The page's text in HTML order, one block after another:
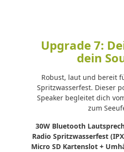
Upgrade 7:
dein
Robust, laut und bereit
Spritzwasserfest. Dieser
Speaker begleitet dich
zum
30W Bluetooth
Radio Spritzwasserfest
Micro SD Kartenslot +